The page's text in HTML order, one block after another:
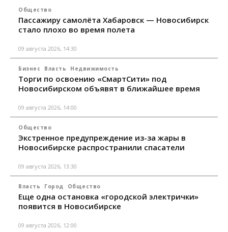
Общество
Пассажиру самолёта Хабаровск — Новосибирск
стало плохо во время полета
09 августа 2026, 14:30
Бизнес Власть Недвижимость
Торги по освоению «СмартСити» под
Новосибирском объявят в ближайшее время
09 августа 2026, 14:00
Общество
Экстренное предупреждение из-за жары в
Новосибирске распространили спасатели
09 августа 2026, 13:30
Власть Город Общество
Еще одна остановка «городской электрички»
появится в Новосибирске
09 августа 2026, 12:00